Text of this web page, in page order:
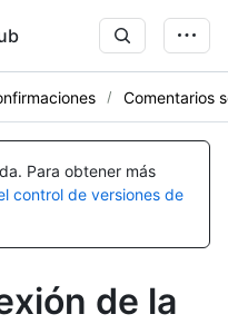
Comentarios
Para obtener más
control de versiones de
de la